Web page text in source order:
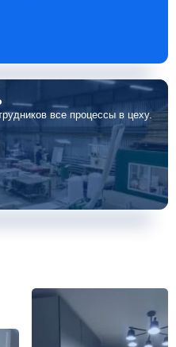
все процессы в цеху.